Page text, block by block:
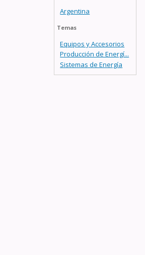
Argentina
Temas
Equipos y Accesorios
Producción de Energí...
Sistemas de Energía